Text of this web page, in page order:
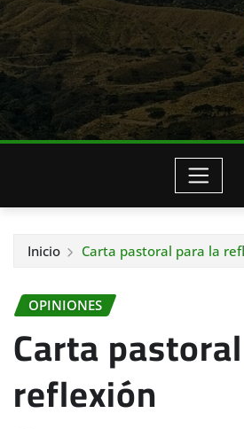
Inicio Carta pastoral para la
OPINIONES
Carta
reflexión